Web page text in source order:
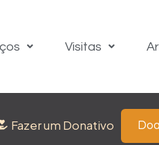
Visitas
Fazer um Donativo